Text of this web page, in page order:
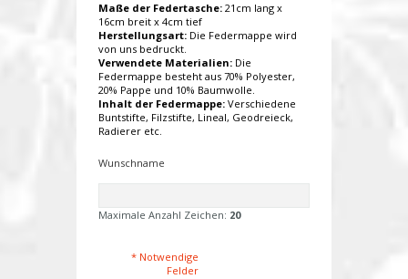
Maße der Federtasche: 21cm lang x
16cm breit x 4cm tief
Herstellungsart: Die Federmappe wird
von uns bedruckt.
Verwendete Materialien: Die
Federmappe besteht aus 70% Polyester,
20% Pappe und 10% Baumwolle.
Inhalt der Federmappe: Verschiedene
Buntstifte, Filzstifte, Lineal, Geodreieck,
Radierer etc.
Wunschname
Maximale Anzahl Zeichen: 20
* Notwendige
Felder